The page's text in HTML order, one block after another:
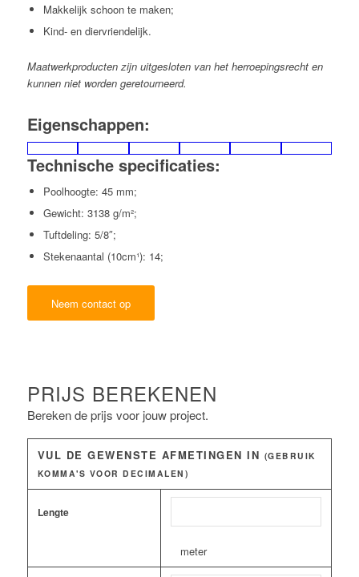
Makkelijk schoon te maken;
Kind- en diervriendelijk.
Maatwerkproducten zijn uitgesloten van het herroepingsrecht en
kunnen niet worden geretourneerd.
Eigenschappen:
Technische specificaties:
Poolhoogte: 45 mm;
Gewicht: 3138 g/m²;
Tuftdeling: 5/8″;
Stekenaantal (10cm¹): 14;
Neem contact op
PRIJS BEREKENEN
Bereken de prijs voor jouw project.
VUL DE GEWENSTE AFMETINGEN IN (GEBRUIK
KOMMA'S VOOR DECIMALEN)
Lengte
meter